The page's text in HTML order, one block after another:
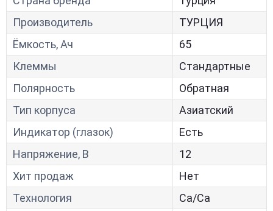
Производитель
ТУРЦИЯ
Ёмкость, Ач
65
Клеммы
Стандартные
Полярность
Обратная
Тип корпуса
Азиатский
Индикатор (глазок)
Есть
Напряжение, В
12
Хит продаж
Нет
Технология
Са/Са